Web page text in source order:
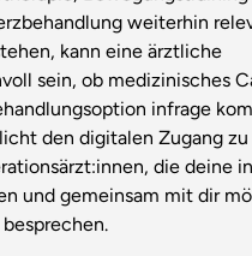
weiterhin
kann eine ärztliche
sein, ob medizinisches
infrage
den digitalen Zugang zu
die deine
und gemeinsam mit dir